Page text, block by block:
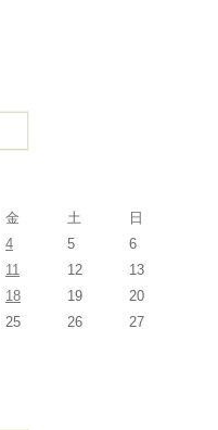
金 土
日
4 5
6
11 12
13
18 19
20
25 26
27